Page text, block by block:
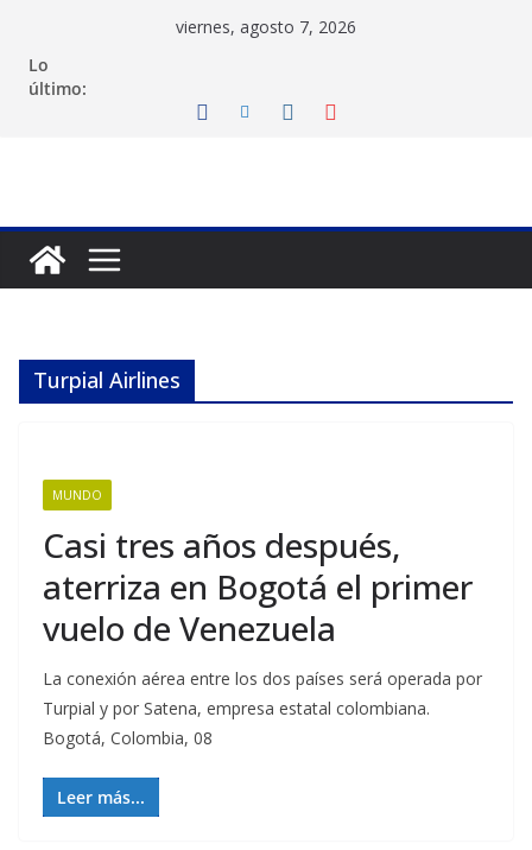
contenido
viernes, agosto 7, 2026
Lo
último:
Turpial Airlines
MUNDO
Casi tres años después,
aterriza en Bogotá el primer
vuelo de Venezuela
La conexión aérea entre los dos países será operada por
Turpial y por Satena, empresa estatal colombiana.
Bogotá, Colombia, 08
Leer más...